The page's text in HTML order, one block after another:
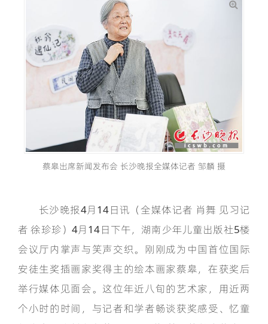
蔡皋出席新闻发布会 长沙晚报全媒体记者 邹麟 摄
长沙晚报4月14日讯（全媒体记者 肖舞 见习记
者 徐珍珍）4月14日下午，湖南少年儿童出版社5楼
会议厅内掌声与笑声交织。刚刚成为中国首位国际
安徒生奖插画家奖得主的绘本画家蔡皋，在获奖后
举行媒体见面会。这位年近八旬的艺术家，用近两
个小时的时间，与记者和学者畅谈获奖感受、忆童